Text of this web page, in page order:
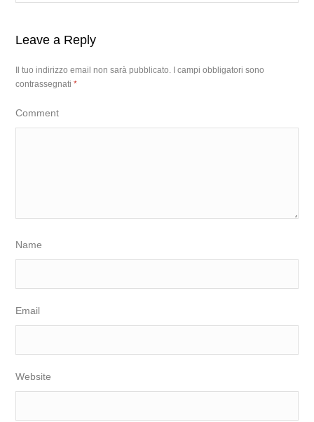
Leave a Reply
Il tuo indirizzo email non sarà pubblicato.
I campi obbligatori sono
contrassegnati*
Comment
Name
Email
Website